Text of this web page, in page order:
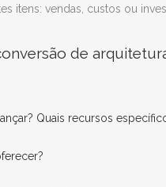
itens: vendas, custos ou
de
Quais recursos